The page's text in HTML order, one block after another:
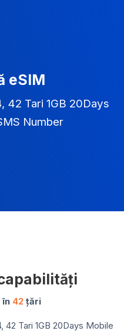
eSIM
42 Tari 1GB 20Days
Number
în 42 țări
42 Tari 1GB 20Days Mobile